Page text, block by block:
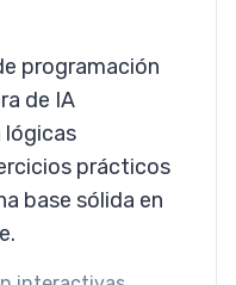
programación
de IA
lógicas
prácticos
base sólida en